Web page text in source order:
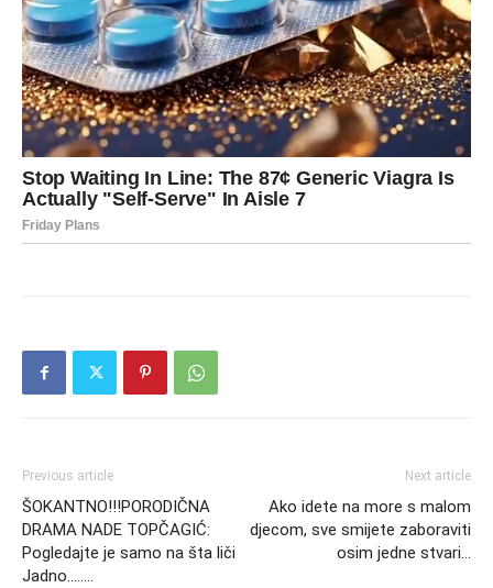
Previous article
ŠOKANTNO!!!PORODIČNA
DRAMA NADE TOPČAGIĆ:
Pogledajte je samo na šta liči
Jadno……..
Next article
Ako idete na more s malom
djecom, sve smijete zaboraviti
osim jedne stvari…